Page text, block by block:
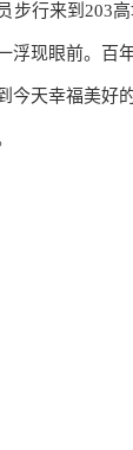
步行来到203
浮现眼前。百
今天幸福美好